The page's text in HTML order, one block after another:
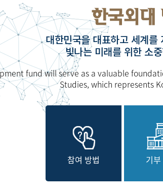
한국외대
대한민국을 대표하고 세계를
빛나는 미래를 위한 소
fund will serve as a valuable
Studies, which represents
참여 방법 기